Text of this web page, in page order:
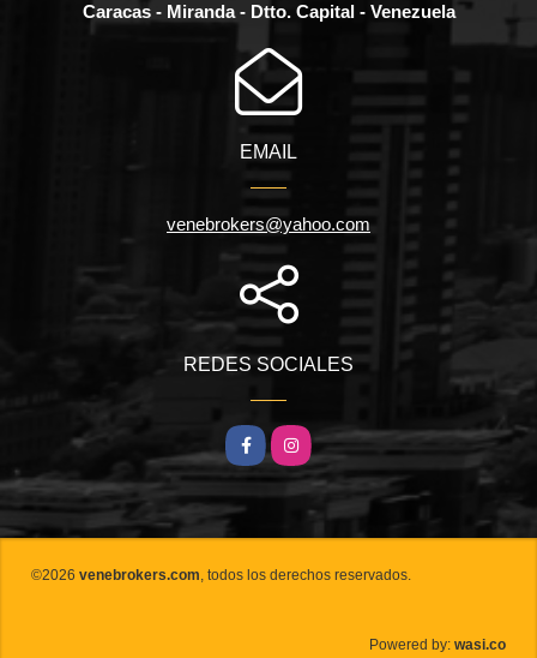
Caracas - Miranda - Dtto. Capital - Venezuela
EMAIL
venebrokers@yahoo.com
REDES SOCIALES
FacebookInstagram
©2026 venebrokers.com, todos los derechos reservados.
Powered by: wasi.co